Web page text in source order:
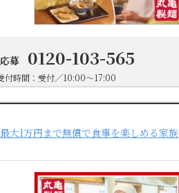
募 0120-103-565
付時間：受付／10:00～17:00
1万円まで無償で食事を楽しめる家族